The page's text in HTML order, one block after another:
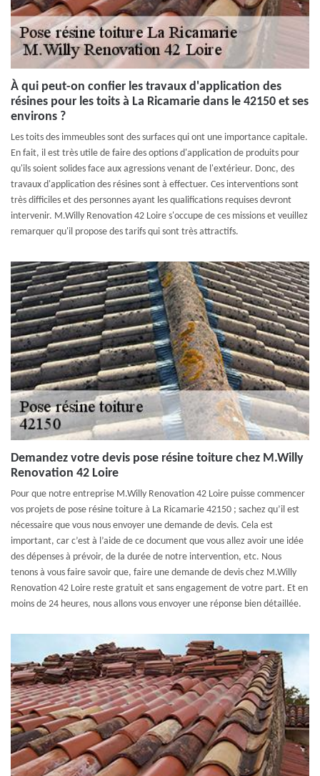
À qui peut-on confier les travaux d'application des
résines pour les toits à La Ricamarie dans le 42150 et ses
environs ?
Les toits des immeubles sont des surfaces qui ont une importance capitale.
En fait, il est très utile de faire des options d'application de produits pour
qu'ils soient solides face aux agressions venant de l'extérieur. Donc, des
travaux d'application des résines sont à effectuer. Ces interventions sont
très difficiles et des personnes ayant les qualifications requises devront
intervenir. M.Willy Renovation 42 Loire s'occupe de ces missions et veuillez
remarquer qu'il propose des tarifs qui sont très attractifs.
Demandez votre devis pose résine toiture chez M.Willy
Renovation 42 Loire
Pour que notre entreprise M.Willy Renovation 42 Loire puisse commencer
vos projets de pose résine toiture à La Ricamarie 42150 ; sachez qu’il est
nécessaire que vous nous envoyer une demande de devis. Cela est
important, car c’est à l’aide de ce document que vous allez avoir une idée
des dépenses à prévoir, de la durée de notre intervention, etc. Nous
tenons à vous faire savoir que, faire une demande de devis chez M.Willy
Renovation 42 Loire reste gratuit et sans engagement de votre part. Et en
moins de 24 heures, nous allons vous envoyer une réponse bien détaillée.